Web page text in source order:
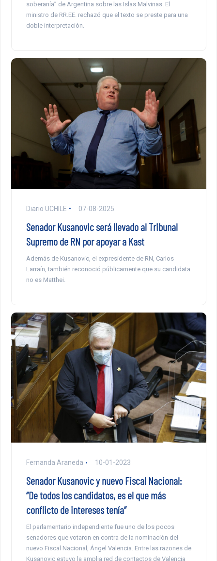
soberanía” de Argentina sobre las Islas Malvinas. El
ministro de RR.EE. rechazó que el texto se preste para una
doble interpretación.
Diario UCHILE 07-08-2025
Senador Kusanovic será llevado al Tribunal
Supremo de RN por apoyar a Kast
Además de Kusanovic, el expresidente de RN, Carlos
Larraín, también reconoció públicamente que su candidata
no es Matthei.
Fernanda Araneda 10-01-2023
Senador Kusanovic y nuevo Fiscal Nacional:
“De todos los candidatos, es el que más
conflicto de intereses tenía”
El parlamentario independiente fue uno de los pocos
senadores que votaron en contra de la nominación del
nuevo Fiscal Nacional, Ángel Valencia. Entre las razones de
Kusanovic estuvo la amplia red de contactos de Valencia